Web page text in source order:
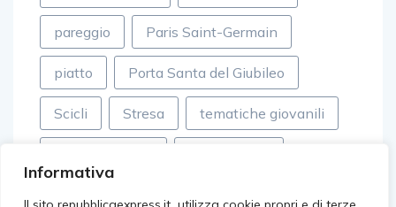
Informativa
pareggio Paris Saint-Germain
piatto Porta Santa del Giubileo
Scicli Stresa tematiche giovanili